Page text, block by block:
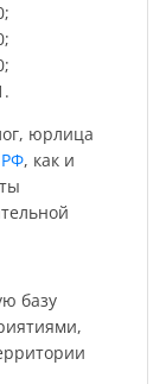
юрлица
, как и
базу